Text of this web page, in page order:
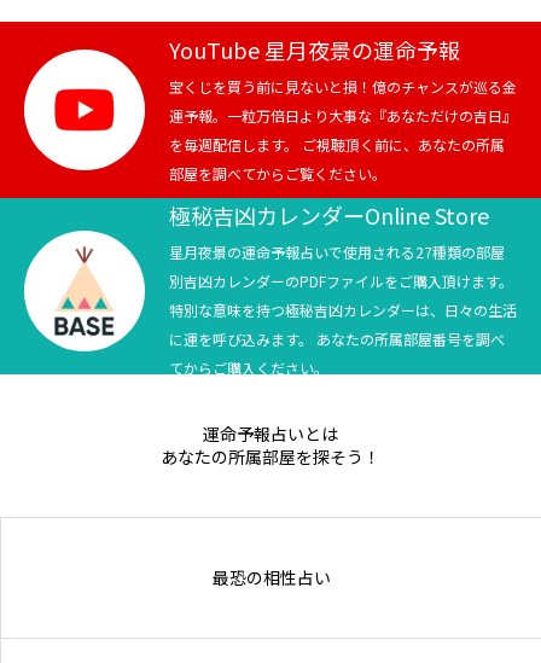
テニス
スポーツ
競馬
テニス四大大会・五輪
テニス四大大会・五輪
YouTube 星月夜景の運命予報
宝くじを買う前に見ないと損！億のチャンスが巡る金
運予報。一粒万倍日より大事な『あなただけの吉日』
を毎週配信します。 ご視聴頂く前に、あなたの所属
部屋を調べてからご覧ください。
極秘吉凶カレンダーOnline Store
星月夜景の運命予報占いで使用される27種類の部屋
別吉凶カレンダーのPDFファイルをご購入頂けます。
特別な意味を持つ極秘吉凶カレンダーは、日々の生活
に運を呼び込みます。 あなたの所属部屋番号を調べ
てからご購入ください。
運命予報占いとは
あなたの所属部屋を探そう！
最恐の相性占い